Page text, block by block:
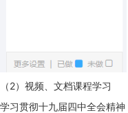
（2）视频、文档课程学习
学习贯彻十九届四中全会精